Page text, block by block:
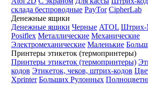
склада беспроводные PayTor CipherLab
Денежные ящики
Денежные ящики Черные ATOL
Posiflex Металлические Механические
Электромеханические Маленькие
Принтеры этикеток (термопринтеры)
Принтеры этикеток (термопринтеры)
кодов Этикеток, чеков, штрих-кодов
Xprinter Больших Рулонных